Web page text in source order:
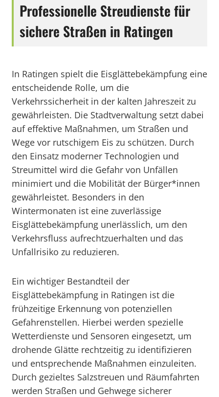
Professionelle Streudienste für
sichere Straßen in Ratingen
In Ratingen spielt die Eisglättebekämpfung eine
entscheidende Rolle, um die
Verkehrssicherheit in der kalten Jahreszeit zu
gewährleisten. Die Stadtverwaltung setzt dabei
auf effektive Maßnahmen, um Straßen und
Wege vor rutschigem Eis zu schützen. Durch
den Einsatz moderner Technologien und
Streumittel wird die Gefahr von Unfällen
minimiert und die Mobilität der Bürger*innen
gewährleistet. Besonders in den
Wintermonaten ist eine zuverlässige
Eisglättebekämpfung unerlässlich, um den
Verkehrsfluss aufrechtzuerhalten und das
Unfallrisiko zu reduzieren.
Ein wichtiger Bestandteil der
Eisglättebekämpfung in Ratingen ist die
frühzeitige Erkennung von potenziellen
Gefahrenstellen. Hierbei werden spezielle
Wetterdienste und Sensoren eingesetzt, um
drohende Glätte rechtzeitig zu identifizieren
und entsprechende Maßnahmen einzuleiten.
Durch gezieltes Salzstreuen und Räumfahrten
werden Straßen und Gehwege sicherer